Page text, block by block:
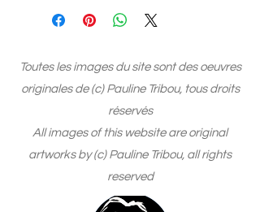
numérotée, et authentifiée par un
hologramme
Toutes les images du site sont des oeuvres
originales de (c) Pauline Tribou, tous droits
réservés
All images of this website are original
artworks by (c) Pauline Tribou, all rights
reserved